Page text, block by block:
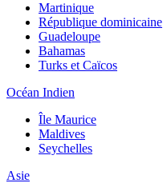
Martinique
République dominicaine
Guadeloupe
Bahamas
Turks et Caïcos
Océan Indien
Île Maurice
Maldives
Seychelles
Asie